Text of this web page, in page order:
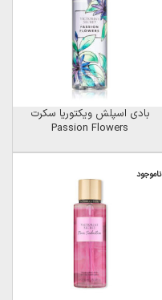
بادی اسپلش ویکتوریا سکرت
Passion Flowers
ناموجود